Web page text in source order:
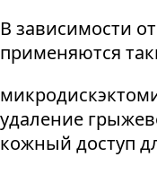
В зависимости
применяются
удаление
кожный доступ